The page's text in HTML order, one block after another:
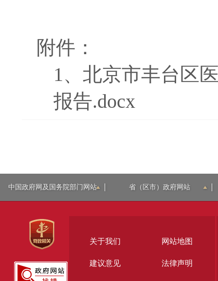
附件：
1、 北京市丰台区
报告.docx
中国政府网及国务院部门网站 省（区市）政府网站
关于我们 网站地图
建议意见 法律声明